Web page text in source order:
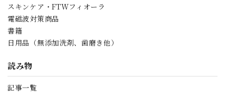
スキンケア・FTWフィオーラ
電磁波対策商品
書籍
日用品（無添加洗剤、歯磨き他）
読み物
記事一覧